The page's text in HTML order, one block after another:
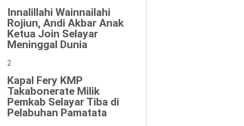
Innalillahi Wainnailahi
Rojiun, Andi Akbar Anak
Ketua Join Selayar
Meninggal Dunia
2
Kapal Fery KMP
Takabonerate Milik
Pemkab Selayar Tiba di
Pelabuhan Pamatata